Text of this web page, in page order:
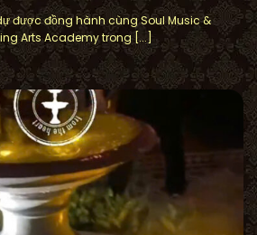
được đồng hành cùng Soul Music &
Arts Academy trong [...]